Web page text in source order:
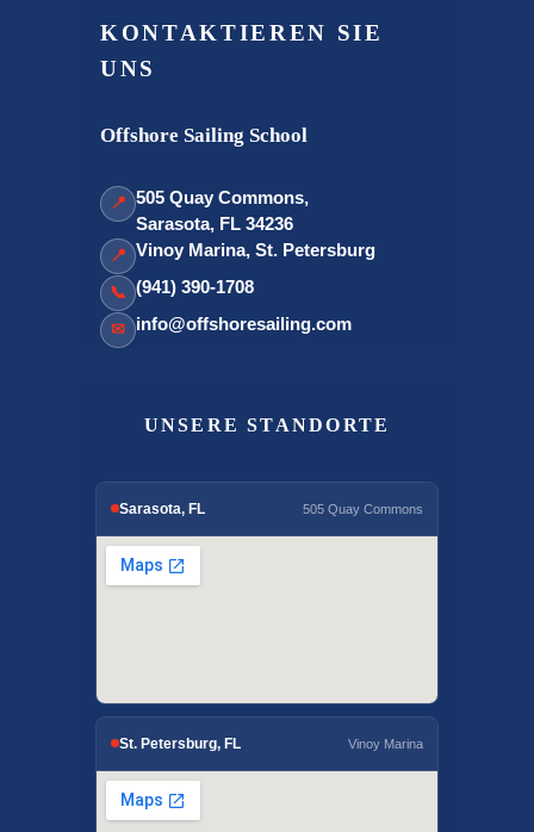
KONTAKTIEREN SIE
UNS
Offshore Sailing School
📍 505 Quay Commons,
Sarasota, FL 34236
📍 Vinoy Marina, St. Petersburg
📞 (941) 390-1708
✉ info@offshoresailing.com
UNSERE STANDORTE
Sarasota, FL 505 Quay Commons
St. Petersburg, FL Vinoy Marina